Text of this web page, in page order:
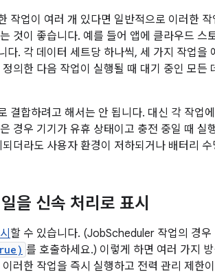
작업이 여러 개 있다면 일반적으로 이러한
것이 좋습니다. 예를 들어 앱에 클라우드 스
. 각 데이터 세트당 하나씩, 세 가지 작업을
의한 다음 작업이 실행될 때 대기 중인 모든
결합하려고 해서는 안 됩니다. 대신 각 작업
경우 기기가 유휴 상태이고 충전 중일 때 실
더라도 사용자 환경이 저하되거나 배터리
을 신속 처리로 표시
할 수 있습니다. (JobScheduler 작업의 경우
를 호출하세요.) 이렇게 하면 여러 가지
러한 작업을 즉시 실행하고 전력 관리 제한